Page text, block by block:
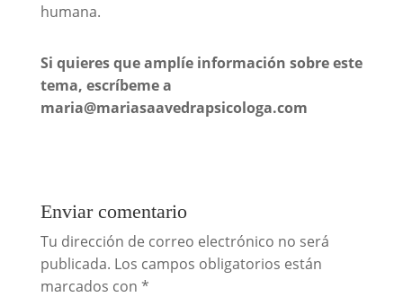
humana.
Si quieres que amplíe información sobre este
tema, escríbeme a
maria@mariasaavedrapsicologa.com
Enviar comentario
Tu dirección de correo electrónico no será
publicada. Los campos obligatorios están
marcados con *